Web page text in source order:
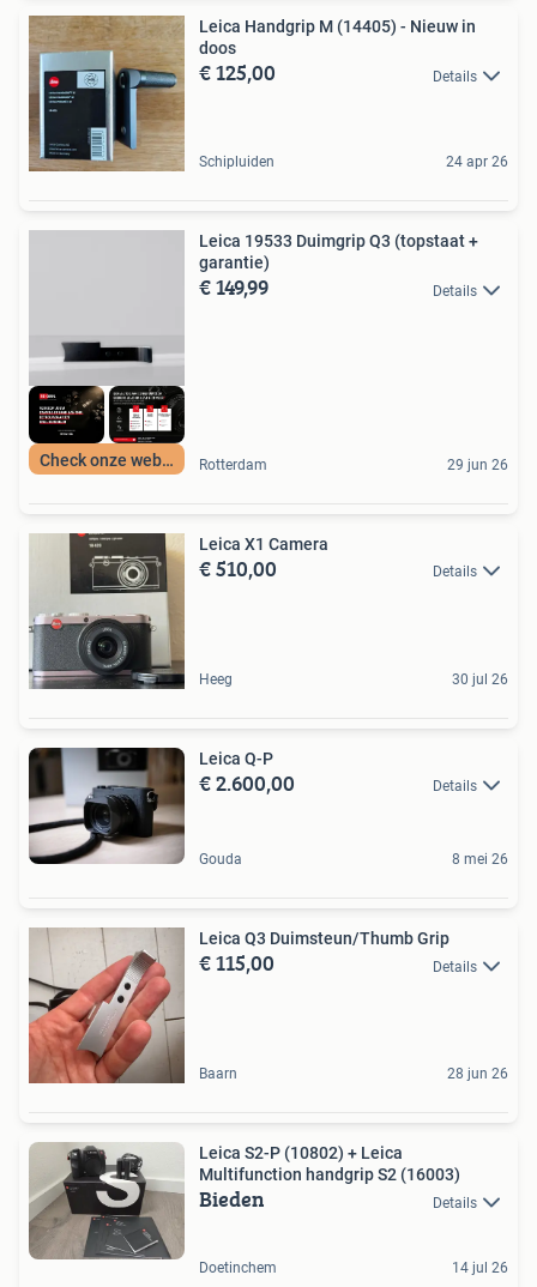
Leica Handgrip M (14405) - Nieuw in
doos
€ 125,00 Details
Schipluiden 24 apr 26
Check onze webshop
Leica 19533 Duimgrip Q3 (topstaat +
garantie)
€ 149,99 Details
Rotterdam 29 jun 26
Leica X1 Camera
€ 510,00 Details
Heeg 30 jul 26
Leica Q-P
€ 2.600,00 Details
Gouda 8 mei 26
Leica Q3 Duimsteun/Thumb Grip
€ 115,00 Details
Baarn 28 jun 26
Leica S2-P (10802) + Leica
Multifunction handgrip S2 (16003)
Bieden Details
Doetinchem 14 jul 26